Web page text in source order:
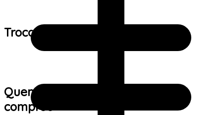
Trocas e devoluções:
Quem viu este produto também
comprou